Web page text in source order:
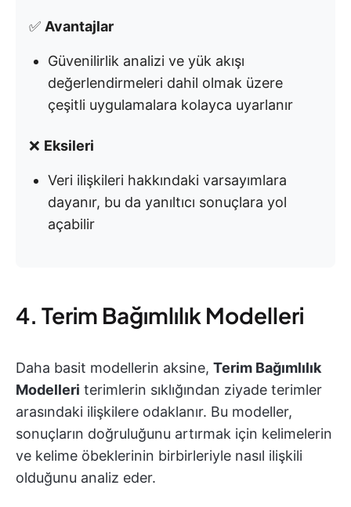
✅ Avantajlar
Güvenilirlik analizi ve yük akışı
değerlendirmeleri dahil olmak üzere
çeşitli uygulamalara kolayca uyarlanır
❌ Eksileri
Veri ilişkileri hakkındaki varsayımlara
dayanır, bu da yanıltıcı sonuçlara yol
açabilir
4. Terim Bağımlılık Modelleri
Daha basit modellerin aksine, Terim Bağımlılık
Modelleri terimlerin sıklığından ziyade terimler
arasındaki ilişkilere odaklanır. Bu modeller,
sonuçların doğruluğunu artırmak için kelimelerin
ve kelime öbeklerinin birbirleriyle nasıl ilişkili
olduğunu analiz eder.